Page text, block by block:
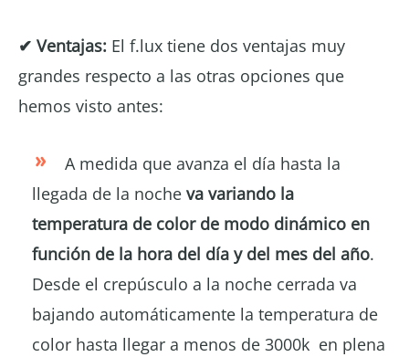
✔ Ventajas: El f.lux tiene dos ventajas muy
grandes respecto a las otras opciones que
hemos visto antes:
A medida que avanza el día hasta la
llegada de la noche va variando la
temperatura de color de modo dinámico en
función de la hora del día y del mes del año.
Desde el crepúsculo a la noche cerrada va
bajando automáticamente la temperatura de
color hasta llegar a menos de 3000k en plena